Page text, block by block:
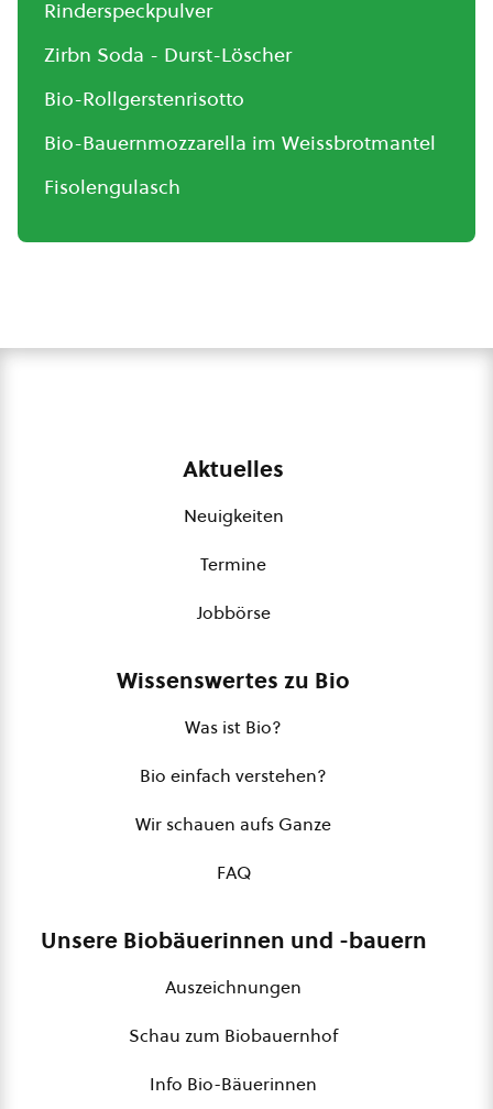
Rinderspeckpulver
Zirbn Soda - Durst-Löscher
Bio-Rollgerstenrisotto
Bio-Bauernmozzarella im Weissbrotmantel
Fisolengulasch
Aktuelles
Neuigkeiten
Termine
Jobbörse
Wissenswertes zu Bio
Was ist Bio?
Bio einfach verstehen?
Wir schauen aufs Ganze
FAQ
Unsere Biobäuerinnen und -bauern
Auszeichnungen
Schau zum Biobauernhof
Info Bio-Bäuerinnen